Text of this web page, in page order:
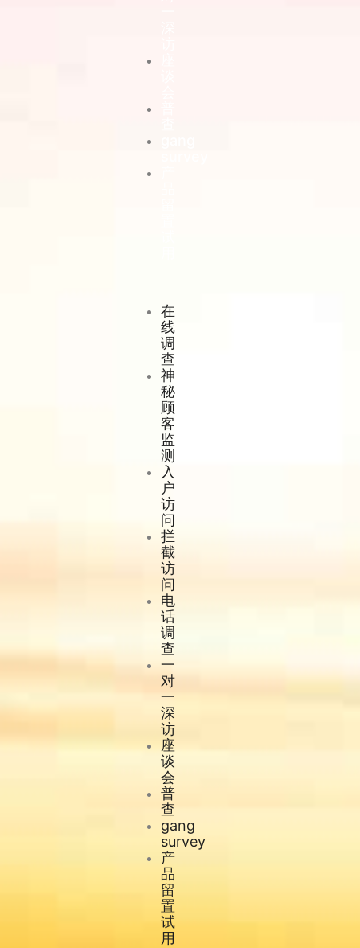
在
线
调
查
神
秘
顾
客
监
测
入
户
访
问
拦
截
访
问
电
话
调
查
一
对
一
深
访
座
谈
会
普
查
gang
survey
产
品
留
置
试
用